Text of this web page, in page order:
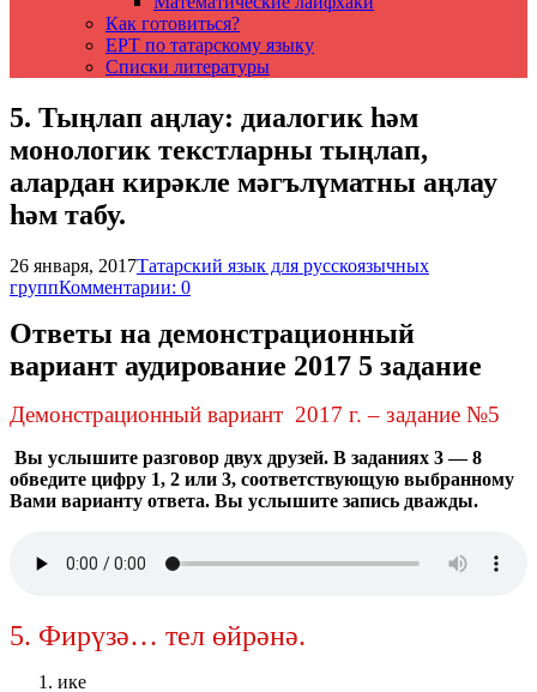
Как готовиться?
ЕРТ по татарскому языку
Списки литературы
5. Тыңлап аңлау: диалогик һәм
монологик текстларны тыңлап,
алардан кирәкле мәгълүматны аңлау
һәм табу.
26 января, 2017Татарский язык для русскоязычных
группКомментарии: 0
Ответы на демонстрационный
вариант аудирование 2017 5 задание
Демонстрационный вариант 2017 г. – задание №5
Вы услышите разговор двух друзей. В заданиях 3 — 8
обведите цифру 1, 2 или 3, соответствующую выбранному
Вами варианту ответа. Вы услышите запись дважды.
5. Фирүзә… тел өйрәнә.
ике